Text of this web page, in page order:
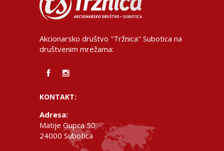
Akcionarsko društvo "Tržnica" Subotica na
društvenim mrežama:
KONTAKT:
Adresa:
Matije Gupca 50
24000 Subotica